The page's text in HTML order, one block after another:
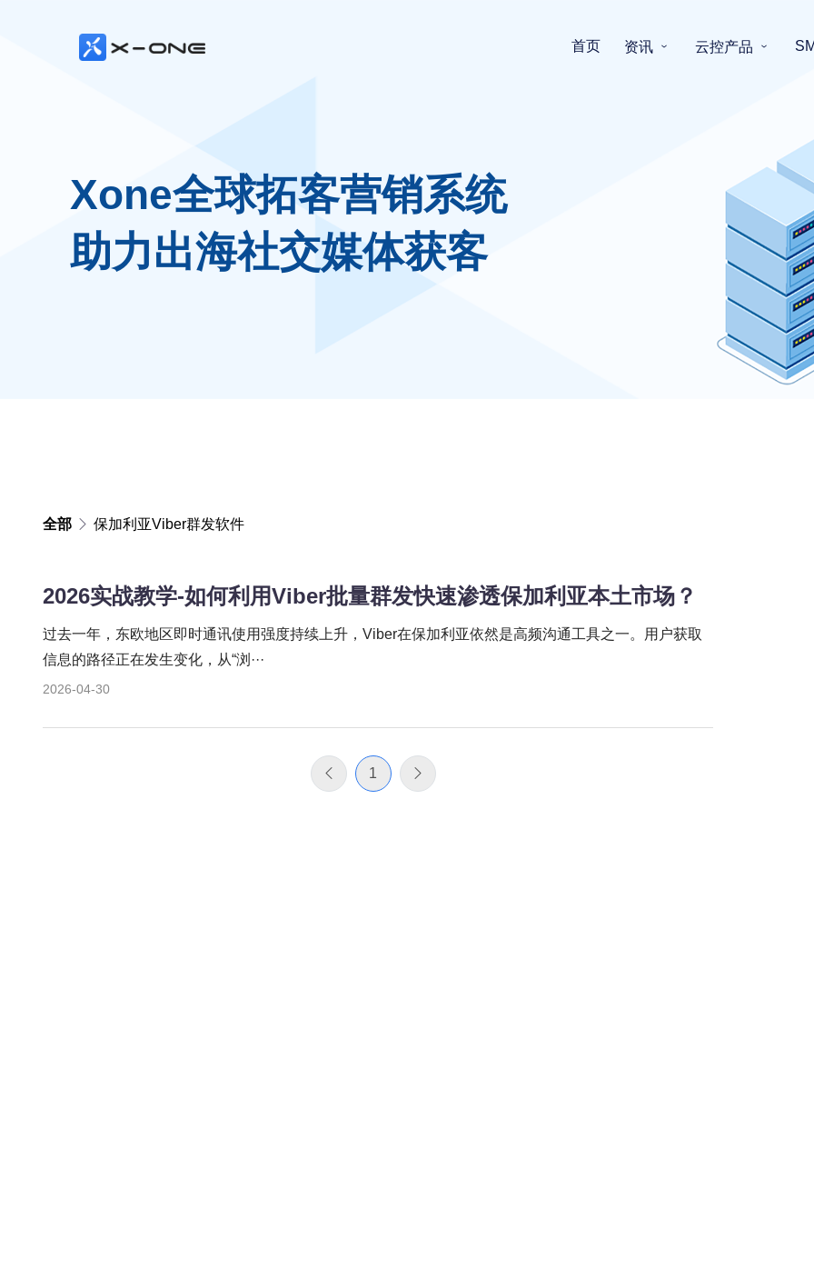
首页 资讯 云控产品
Xone全球拓客营销系统
助力出海社交媒体获客
全部 保加利亚Viber群发软件
2026实战教学-如何利用Viber批量群发快速渗透保加利亚本土市场？
过去一年，东欧地区即时通讯使用强度持续上升，Viber在保加利亚依然是高频沟通工具之一。用户获取
信息的路径正在发生变化，从“浏···
2026-04-30
1